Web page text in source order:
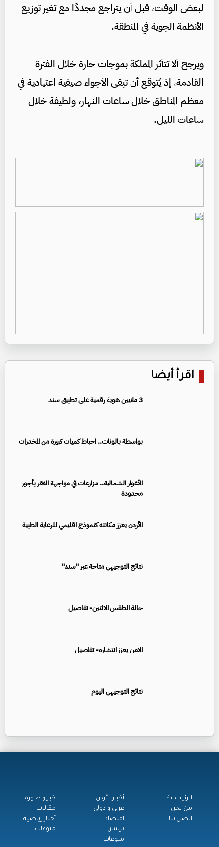
لبعض الوقت، قبل أن يتراجع مجددًا مع تغير توزيع
الأنظمة الجوية في المنطقة.
ويرجح ألا تتأثر المملكة بموجات حارة خلال الفترة
القادمة، إذ يُتوقع أن تبقى الأجواء صيفية اعتيادية في
معظم المناطق خلال ساعات النهار، ولطيفة خلال
ساعات الليل.
اقرأ أيضا
3 ملايين هوية رقمية على تطبيق سند
بواسطة بالونات.. احباط كميات كبيرة من المخدرات
الأغوار الشمالية.. مزارعات في مواجهة الفقر بأجور
محدودة
الأردن يعزز مكانته كنموذج اقليمي للرعاية الطبية
نتائج التوجيهي متاحة عبر "سند"
حالة الطقس الاثنين- تفاصيل
الامن يعزز انتشاره- تفاصيل
نتائج التوجيهي اليوم
الرئيســية
من نحن
اتصل بنا
أخبار الأردن
عربي و دولي
اقتصاد
برلمان
منوعات
خبر و صورة
مقالات
أخبار رياضية
منوعات